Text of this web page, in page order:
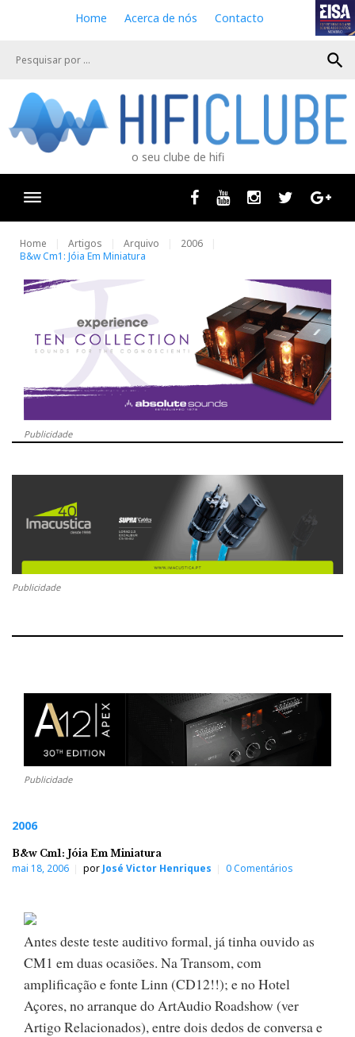
e
Home Acerca de nós Contacto
search
o seu clube de hifi
Facebook
Youtube InstagramTwitter
Home Artigos Arquivo
2006
B&w Cm1: Jóia Em Miniatura
Publicidade
Publicidade
Publicidade
2006
B&w Cm1: Jóia Em Miniatura
mai 18, 2006 por José Victor Henriques 0 Comentários
Antes deste teste auditivo formal, já tinha ouvido as
CM1 em duas ocasiões. Na Transom, com
amplificação e fonte Linn (CD12!!); e no Hotel
Açores, no arranque do ArtAudio Roadshow (ver
Artigo Relacionados), entre dois dedos de conversa e